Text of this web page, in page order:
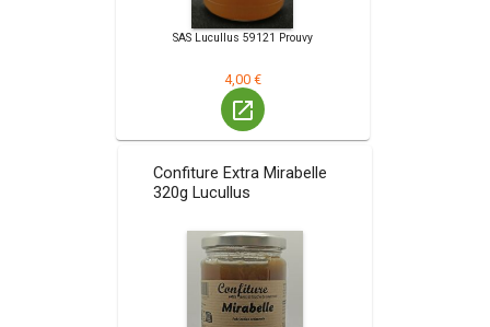
SAS Lucullus 59121 Prouvy
4,00 €
launch
Confiture Extra Mirabelle
320g Lucullus